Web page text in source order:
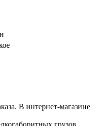
В интернет-магазине
грузов